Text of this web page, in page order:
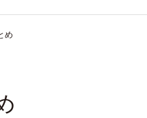
め